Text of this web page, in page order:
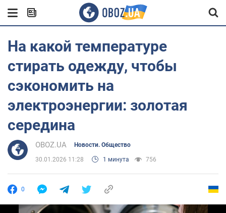
На какой температуре
стирать одежду, чтобы
сэкономить на
электроэнергии: золотая
середина
OBOZ.UA Новости. Общество
30.01.2026 11:28 1 минута 756
0